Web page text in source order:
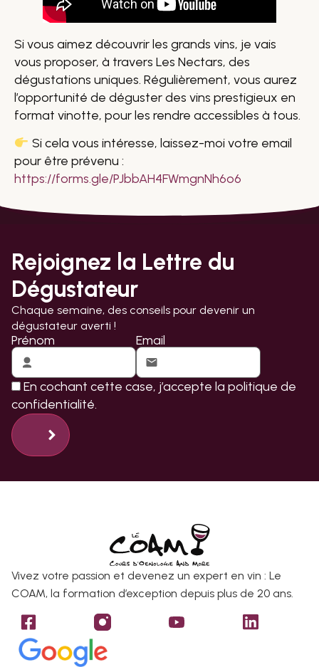
Si vous aimez découvrir les grands vins, je vais
vous proposer, à travers Les Nectars, des
dégustations uniques. Régulièrement, vous aurez
l’opportunité de déguster des vins prestigieux en
format vinotte, pour les rendre accessibles à tous.
Si cela vous intéresse, laissez-moi votre email
pour être prévenu :
https://forms.gle/PJbbAH4FWmgnNh6o6
Rejoignez la Lettre du
Dégustateur
Chaque semaine, des conseils pour devenir un
dégustateur averti !
Prénom Email
En cochant cette case, j’accepte la politique de
confidentialité.
Vivez votre passion et devenez un expert en vin : Le
COAM, la formation d’exception depuis plus de 20 ans.